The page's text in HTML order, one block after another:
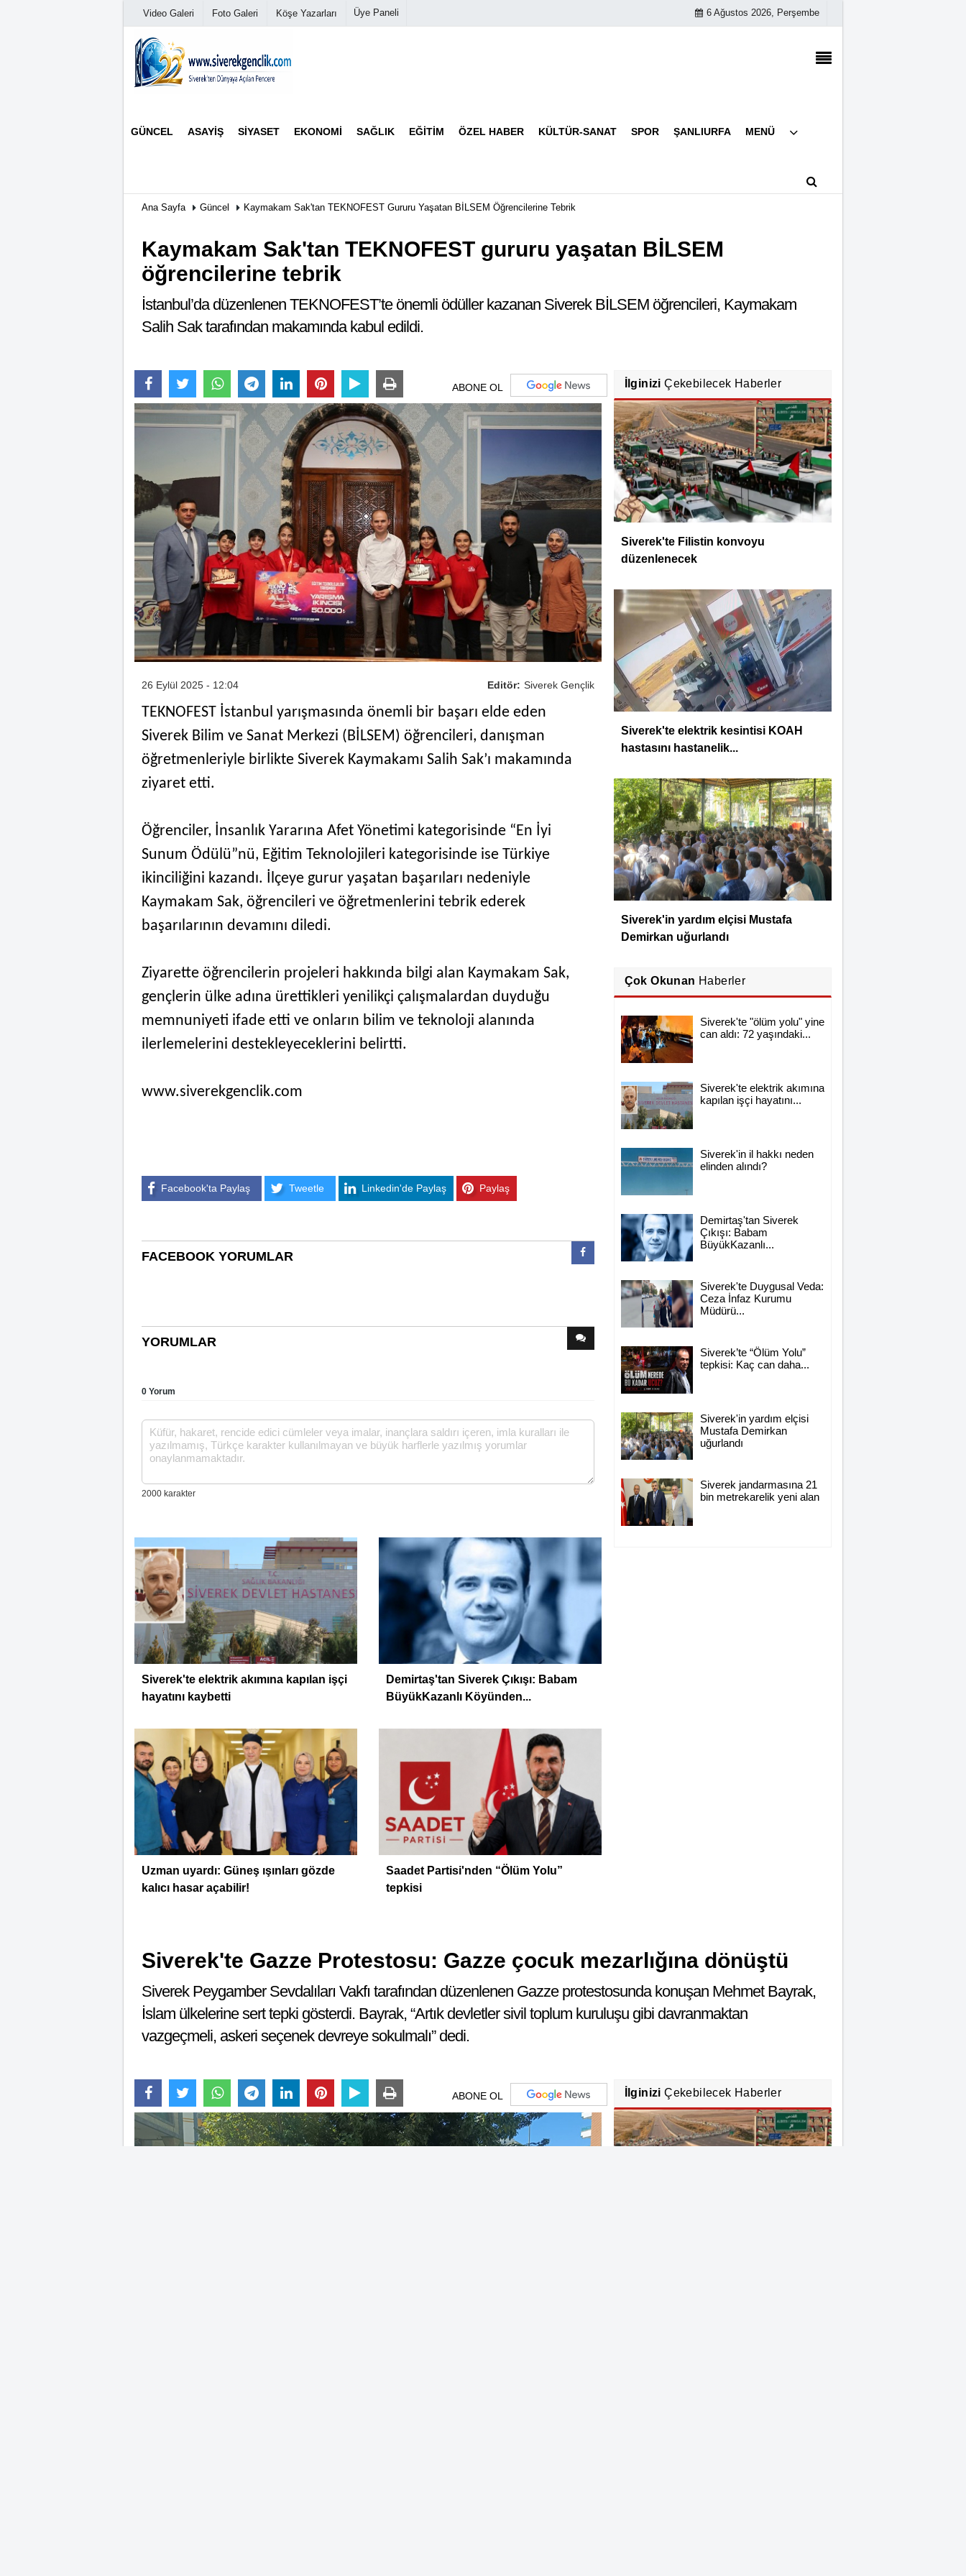
Video Galeri Foto Galeri Köşe Yazarları Üye Paneli 6 Ağustos 2026, Perşembe
GÜNCEL ASAYIŞ SIYASET EKONOMI SAĞLIK EĞITIM ÖZEL HABER KÜLTÜR-SANAT SPOR ŞANLIURFA MENÜ
Haber Arşivi
Video Galeri
İletişim
Ana Sayfa Güncel Kaymakam Sak'tan TEKNOFEST Gururu Yaşatan BİLSEM Öğrencilerine Tebrik
Kaymakam Sak'tan TEKNOFEST gururu yaşatan BİLSEM
öğrencilerine tebrik
İstanbul’da düzenlenen TEKNOFEST’te önemli ödüller kazanan Siverek BİLSEM öğrencileri, Kaymakam
Salih Sak tarafından makamında kabul edildi.
ABONE OL
Editör: Siverek Gençlik
26 Eylül 2025 - 12:04
TEKNOFEST İstanbul yarışmasında önemli bir başarı elde eden
Siverek Bilim ve Sanat Merkezi (BİLSEM) öğrencileri, danışman
öğretmenleriyle birlikte Siverek Kaymakamı Salih Sak’ı makamında
ziyaret etti.
Öğrenciler, İnsanlık Yararına Afet Yönetimi kategorisinde “En İyi
Sunum Ödülü”nü, Eğitim Teknolojileri kategorisinde ise Türkiye
ikinciliğini kazandı. İlçeye gurur yaşatan başarıları nedeniyle
Kaymakam Sak, öğrencileri ve öğretmenlerini tebrik ederek
başarılarının devamını diledi.
Ziyarette öğrencilerin projeleri hakkında bilgi alan Kaymakam Sak,
gençlerin ülke adına ürettikleri yenilikçi çalışmalardan duyduğu
memnuniyeti ifade etti ve onların bilim ve teknoloji alanında
ilerlemelerini destekleyeceklerini belirtti.
www.siverekgenclik.com
Facebook'ta Paylaş Tweetle Linkedin'de Paylaş Paylaş
FACEBOOK YORUMLAR
YORUMLAR
0 Yorum
Siverek'te elektrik akımına kapılan işçi
hayatını kaybetti
Demirtaş'tan Siverek Çıkışı: Babam
BüyükKazanlı Köyünden...
Uzman uyardı: Güneş ışınları gözde
kalıcı hasar açabilir!
Saadet Partisi'nden “Ölüm Yolu”
tepkisi
İlginizi Çekebilecek Haberler
Siverek'te Filistin konvoyu
düzenlenecek
Siverek'te elektrik kesintisi KOAH
hastasını hastanelik...
Siverek'in yardım elçisi Mustafa
Demirkan uğurlandı
Çok Okunan Haberler
Siverek'te "ölüm yolu" yine
can aldı: 72 yaşındaki...
Siverek'te elektrik akımına
kapılan işçi hayatını...
Siverek'in il hakkı neden
elinden alındı?
Demirtaş'tan Siverek
Çıkışı: Babam
BüyükKazanlı...
Siverek'te Duygusal Veda:
Ceza İnfaz Kurumu
Müdürü...
Siverek’te “Ölüm Yolu”
tepkisi: Kaç can daha...
Siverek'in yardım elçisi
Mustafa Demirkan
uğurlandı
Siverek jandarmasına 21
bin metrekarelik yeni alan
Siverek'te Gazze Protestosu: Gazze çocuk mezarlığına dönüştü
Siverek Peygamber Sevdalıları Vakfı tarafından düzenlenen Gazze protestosunda konuşan Mehmet Bayrak,
İslam ülkelerine sert tepki gösterdi. Bayrak, “Artık devletler sivil toplum kuruluşu gibi davranmaktan
vazgeçmeli, askeri seçenek devreye sokulmalı” dedi.
ABONE OL İlginizi Çekebilecek Haberler